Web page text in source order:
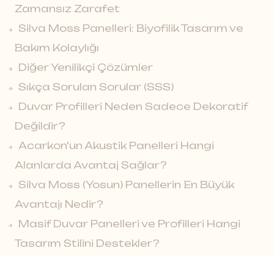
Zamansız Zarafet
Silva Moss Panelleri: Biyofilik Tasarım ve
Bakım Kolaylığı
Diğer Yenilikçi Çözümler
Sıkça Sorulan Sorular (SSS)
Duvar Profilleri Neden Sadece Dekoratif
Değildir?
Acarkon'un Akustik Panelleri Hangi
Alanlarda Avantaj Sağlar?
Silva Moss (Yosun) Panellerin En Büyük
Avantajı Nedir?
Masif Duvar Panelleri ve Profilleri Hangi
Tasarım Stilini Destekler?